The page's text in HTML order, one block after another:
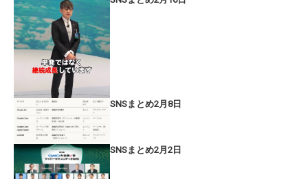
SNSまとめ2月8日
SNSまとめ2月2日